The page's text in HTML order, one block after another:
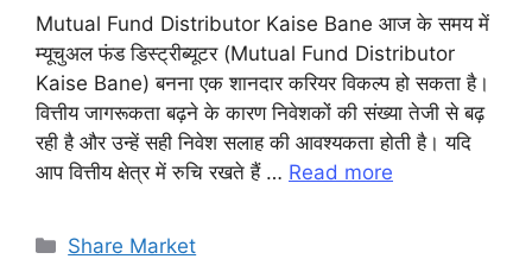
c
e
b
o
o
k
itt
er
ai
l
at
s
A
p
p
s
s
e
n
g
e
gr
a
m
Mutual Fund Distributor Kaise Bane आज के समय में
म्यूचुअल फंड डिस्ट्रीब्यूटर (Mutual Fund Distributor
Kaise Bane) बनना एक शानदार करियर विकल्प हो सकता है।
वित्तीय जागरूकता बढ़ने के कारण निवेशकों की संख्या तेजी से बढ़
रही है और उन्हें सही निवेश सलाह की आवश्यकता होती है। यदि
आप वित्तीय क्षेत्र में रुचि रखते हैं … Read more
Categories
Share Market